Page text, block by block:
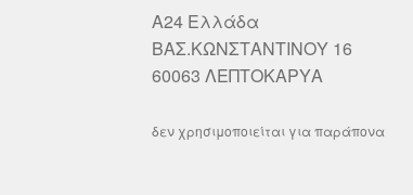
A24 Ελλάδα
ΒΑΣ.ΚΩΝΣΤΑΝΤΙΝΟΥ 16
60063 ΛΕΠΤΟΚΑΡΥΑ
δεν χρησιμοποιείται για παράπονα